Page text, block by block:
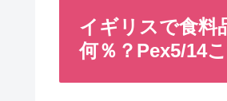
イギリスで食料
何％？Pex5/14